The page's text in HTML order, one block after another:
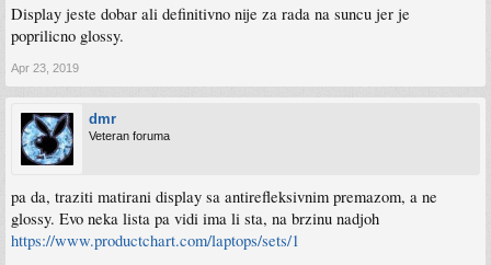
Display jeste dobar ali definitivno nije za rada na suncu jer je
poprilicno glossy.
Apr 23, 2019
dmr
Veteran foruma
pa da, traziti matirani display sa antirefleksivnim premazom, a ne
glossy. Evo neka lista pa vidi ima li sta, na brzinu nadjoh
https://www.productchart.com/laptops/sets/1